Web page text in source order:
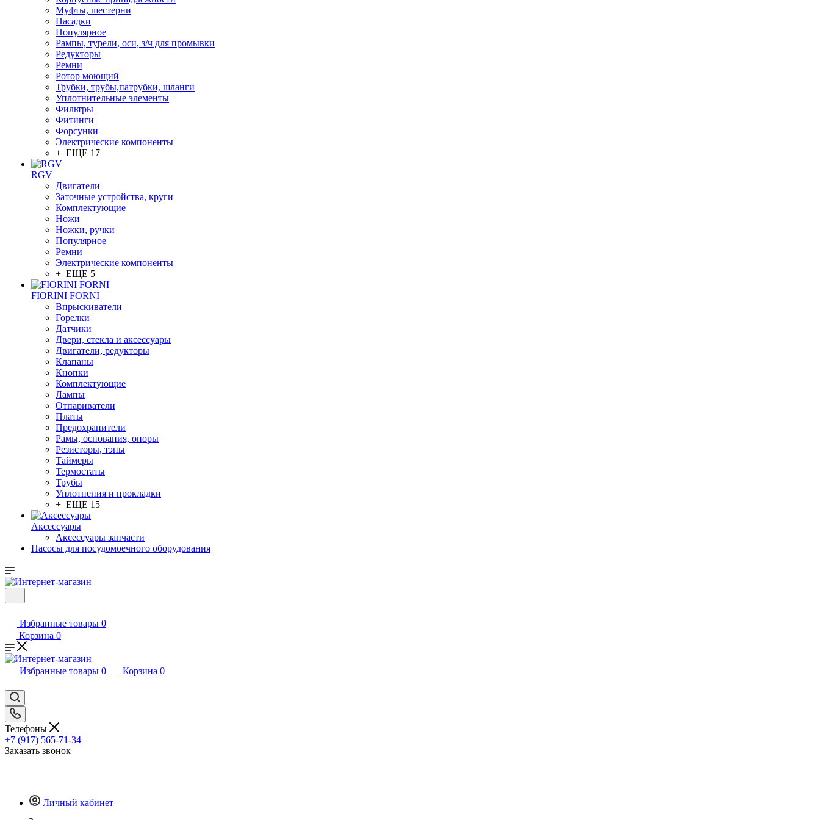
Муфты, шестерни
Насадки
Популярное
Рампы, турели, оси, з/ч для промывки
Редукторы
Ремни
Ротор моющий
Трубки, трубы,патрубки, шланги
Уплотнительные элементы
Фильтры
Фитинги
Форсунки
Электрические компоненты
+ ЕЩЕ 17
RGV
Двигатели
Заточные устройства, круги
Комплектующие
Ножи
Ножки, ручки
Популярное
Ремни
Электрические компоненты
+ ЕЩЕ 5
FIORINI FORNI
Впрыскиватели
Горелки
Датчики
Двери, стекла и аксессуары
Двигатели, редукторы
Клапаны
Кнопки
Комплектующие
Лампы
Отпариватели
Платы
Предохранители
Рамы, основания, опоры
Резисторы, тэны
Таймеры
Термостаты
Трубы
Уплотнения и прокладки
+ ЕЩЕ 15
Аксессуары
Аксессуары запчасти
Насосы для посудомоечного оборудования
Избранные товары 0
Корзина 0
Избранные товары 0 Корзина 0
Телефоны
+7 (917) 565-71-34
Заказать звонок
Личный кабинет